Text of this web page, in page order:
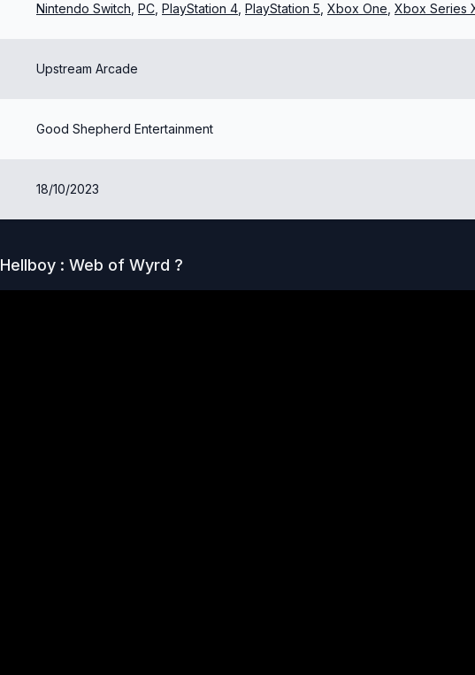
Nintendo Switch PC PlayStation 4 PlayStation 5 Xbox One Xbox Series
Upstream Arcade
Good Shepherd Entertainment
18/10/2023
Hellboy : Web of Wyrd ?